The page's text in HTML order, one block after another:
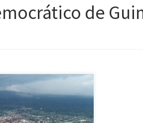
de
Democrático de Guinea
la llegada del líder nacional
Gabriel Nsé Obiang.